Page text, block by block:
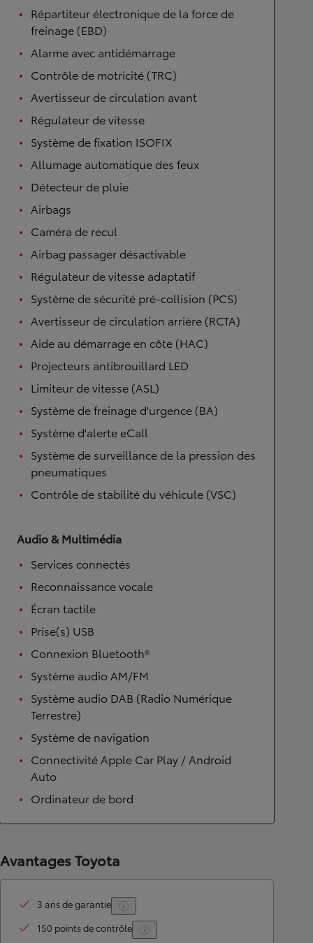
Répartiteur électronique de la force de
freinage (EBD)
Alarme avec antidémarrage
Contrôle de motricité (TRC)
Avertisseur de circulation avant
Régulateur de vitesse
Système de fixation ISOFIX
Allumage automatique des feux
Détecteur de pluie
Airbags
Caméra de recul
Airbag passager désactivable
Régulateur de vitesse adaptatif
Système de sécurité pré-collision (PCS)
Avertisseur de circulation arrière (RCTA)
Aide au démarrage en côte (HAC)
Projecteurs antibrouillard LED
Limiteur de vitesse (ASL)
Système de freinage d'urgence (BA)
Système d'alerte eCall
Système de surveillance de la pression des
pneumatiques
Contrôle de stabilité du véhicule (VSC)
Audio & Multimédia
Services connectés
Reconnaissance vocale
Écran tactile
Prise(s) USB
Connexion Bluetooth®
Système audio AM/FM
Système audio DAB (Radio Numérique
Terrestre)
Système de navigation
Connectivité Apple Car Play / Android
Auto
Ordinateur de bord
Avantages Toyota
3 ans de garantie
150 points de contrôle